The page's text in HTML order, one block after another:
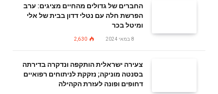
החברים של גדולים מהחיים מציגים: ערב
הפרשת חלה עם נטלי דדון בבית של אלי
ומיטל בכר
8 במאי 2024 2,630
צעירה ישראלית הותקפה ונדקרה בדירתה
בסנטה מוניקה; נזקקת לניתוחים רפואיים
דחופים ופונה לעזרת הקהילה